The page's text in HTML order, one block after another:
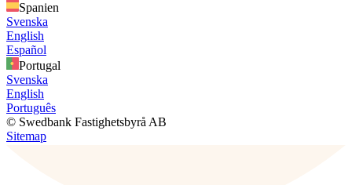
Spanien
Svenska
English
Español
Portugal
Svenska
English
Português
© Swedbank Fastighetsbyrå AB
Sitemap